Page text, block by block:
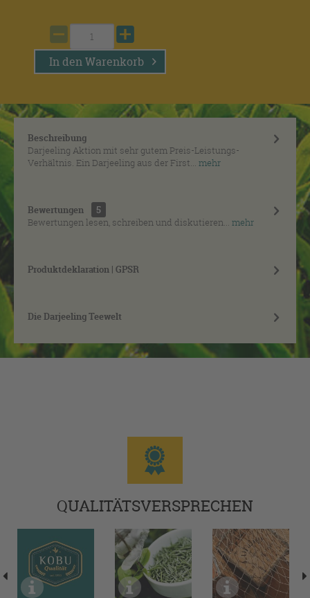
In denWarenkorb
Beschreibung
Darjeeling Aktion mit sehr gutem Preis-Leistungs-
Verhältnis. Ein Darjeeling aus der First... mehr
Bewertungen
5
Bewertungen lesen, schreiben und diskutieren... mehr
Produktdeklaration | GPSR
Die Darjeeling Teewelt
QUALITÄTSVERSPRECHEN